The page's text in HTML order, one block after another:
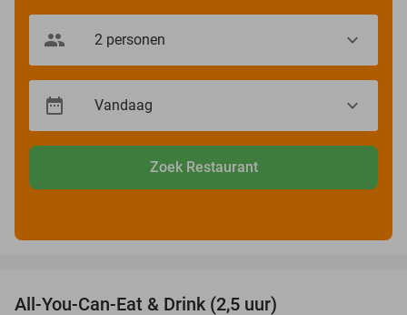
Zoek Restaurant
All-You-Can-Eat & Drink (2,5 uur)